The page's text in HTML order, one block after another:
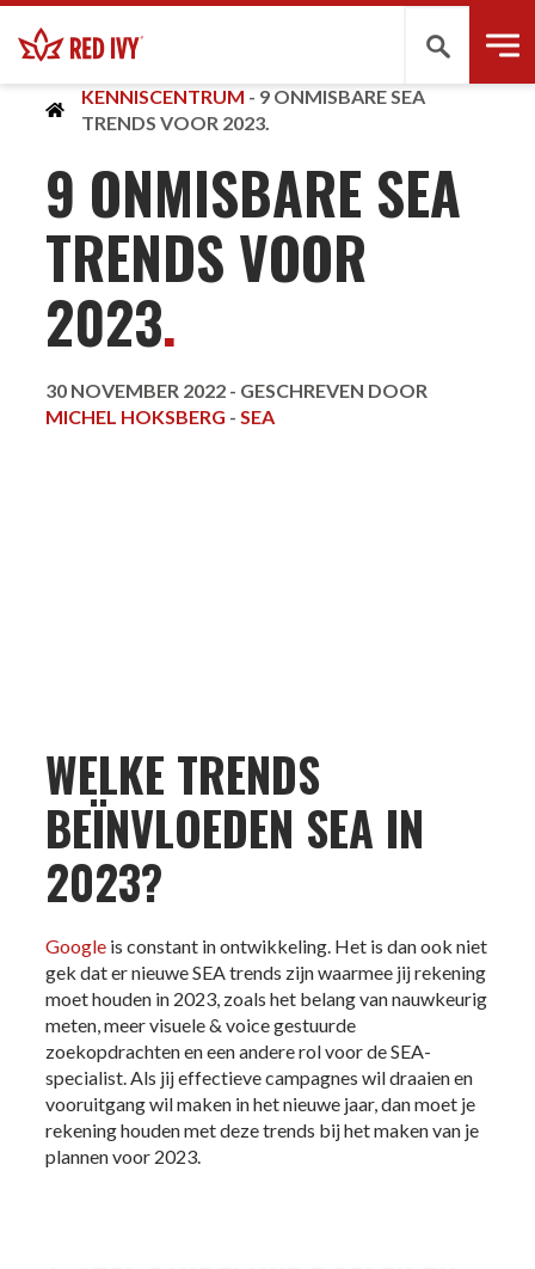
Zoeken
KENNISCENTRUM - 9 ONMISBARE SEA
TRENDS VOOR 2023.
9 ONMISBARE SEA
TRENDS VOOR
2023.
30 NOVEMBER 2022 - GESCHREVEN DOOR
MICHEL HOKSBERG - SEA
WELKE TRENDS
BEÏNVLOEDEN SEA IN
2023?
Googleis constant in ontwikkeling. Het is dan ook niet
gek dat er nieuwe SEA trends zijn waarmee jij rekening
moet houden in 2023, zoals het belang van nauwkeurig
meten, meer visuele & voice gestuurde
zoekopdrachten en een andere rol voor de SEA-
specialist. Als jij effectieve campagnes wil draaien en
vooruitgang wil maken in het nieuwe jaar, dan moet je
rekening houden met deze trends bij het maken van je
plannen voor 2023.